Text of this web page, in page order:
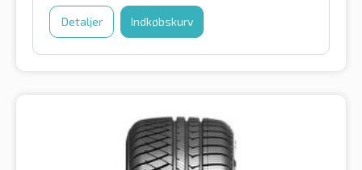
Detaljer Indkøbskurv